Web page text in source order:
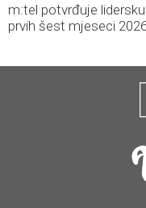
m:tel potvrđuje
prvih šest mjeseci